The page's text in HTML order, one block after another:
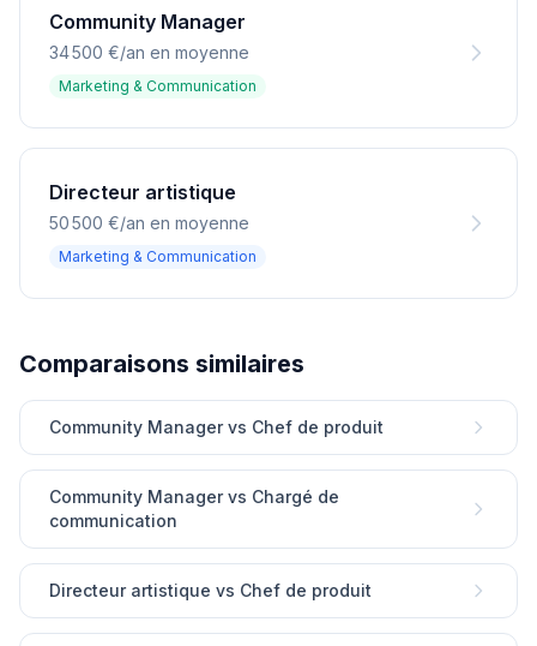
Community Manager
34 500 €/an en moyenne
Marketing & Communication
Directeur artistique
50 500 €/an en moyenne
Marketing & Communication
Comparaisons similaires
Community Manager vs Chef de produit
Community Manager vs Chargé de
communication
Directeur artistique vs Chef de produit